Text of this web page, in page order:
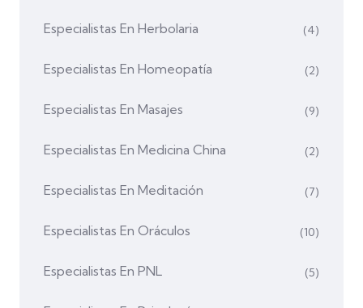
Especialistas En Herbolaria (4)
Especialistas En Homeopatía (2)
Especialistas En Masajes (9)
Especialistas En Medicina China (2)
Especialistas En Meditación (7)
Especialistas En Oráculos (10)
Especialistas En PNL (5)